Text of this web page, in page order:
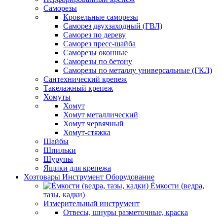
Саморезы
Кровельные саморезы
Саморез двухзаходный (ГВЛ)
Саморез по дереву
Саморез пресс-шайба
Саморезы оконные
Саморезы по бетону
Саморезы по металлу универсальные (ГКЛ)
Сантехнический крепеж
Такелажный крепеж
Хомуты
Хомут
Хомут металлический
Хомут червячный
Хомут-стяжка
Шайбы
Шпильки
Шурупы
Ящики для крепежа
Хозтовары Инструмент Оборудование
Ёмкости (ведра,
тазы, кадки)
Измерительный инструмент
Отвесы, шнуры разметочные, краска